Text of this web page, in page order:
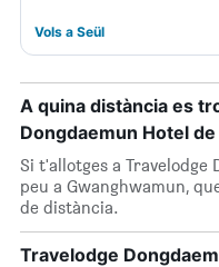
Vols a Seül
A quina distància es
Dongdaemun Hotel
Si t'allotges a Travelodge
peu a Gwanghwamun,
de distància.
Travelodge